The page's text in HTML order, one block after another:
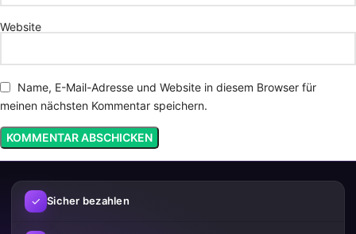
Website
Name, E-Mail-Adresse und Website in diesem Browser für
meinen nächsten Kommentar speichern.
✓ Sicher bezahlen